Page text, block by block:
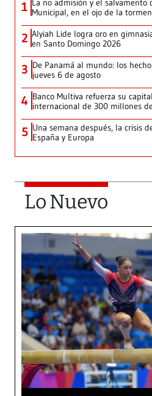
1 La no admisión y el salvamento
Municipal, en el ojo de la
2 Alyiah Lide logra oro en
en Santo Domingo 2026
3 De Panamá al mundo: los
jueves 6 de agosto
4 Banco Multiva refuerza su
internacional de 300 millones
5 Una semana después, la crisis
España y Europa
Lo Nuevo